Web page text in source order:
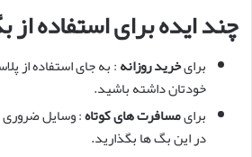
چند ایده برای استفاده
برایخرید روزانه: به جای استفاده از
خودتان داشته باشید.
برایمسافرت های کوتاه: وسایل ضروری
در این بگ ها بگذارید.